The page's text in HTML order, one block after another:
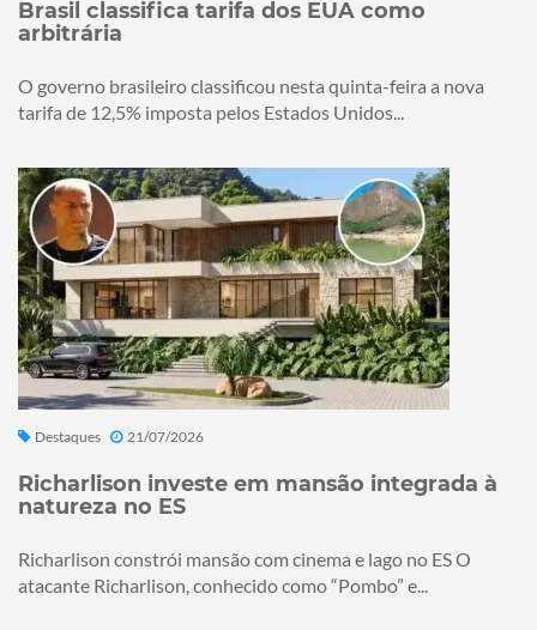
Brasil classifica tarifa dos EUA como
arbitrária
O governo brasileiro classificou nesta quinta-feira a nova
tarifa de 12,5% imposta pelos Estados Unidos...
Destaques 21/07/2026
Richarlison investe em mansão integrada à
natureza no ES
Richarlison constrói mansão com cinema e lago no ES O
atacante Richarlison, conhecido como “Pombo” e...